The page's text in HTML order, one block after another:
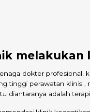
melakukan
dokter
tinggi perawatan
diantaranya adalah